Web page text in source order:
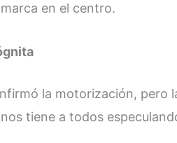
en el centro.
la motorización, pero
tiene a todos